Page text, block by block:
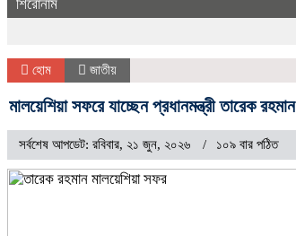
শিরোনাম
হোম জাতীয়
মালয়েশিয়া সফরে যাচ্ছেন প্রধানমন্ত্রী তারেক রহমান
সর্বশেষ আপডেট: রবিবার, ২১ জুন, ২০২৬ ১০৯ বার পঠিত